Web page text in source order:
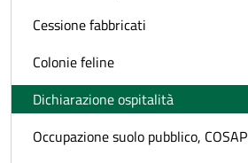
Cessione fabbricati
Colonie feline
Dichiarazione ospitalità
Occupazione suolo pubblico, COSAP